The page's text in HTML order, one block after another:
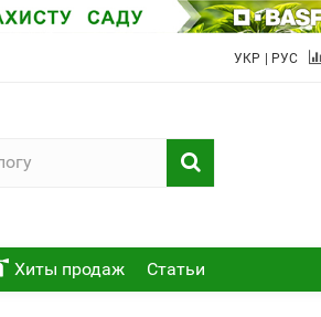
УКР | РУС
Хиты продаж Статьи